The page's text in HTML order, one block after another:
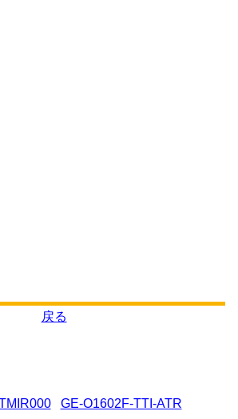
戻る
GE-O1602F-TTI-ATR